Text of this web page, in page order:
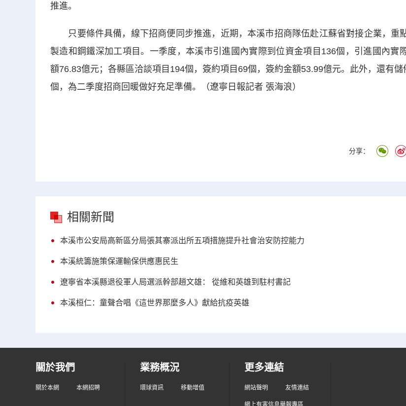
推進。
只要條件具備，線下招商便同步推進，近期，本溪市招商隊伍赴江蘇省對接企業，重
製造和鋼鐵深加工項目。一季度，本溪市引進國內實際到位資金項目136個，引進國內實
額76.83億元；各縣區洽談項目194個，簽約項目69個，簽約金額53.99億元。此外，還有儲
個，為二季度招商回暖做好充足準備。（遼寧日報記者 張海浪）
分享：
相關新聞
本溪市公安局高新區分局張其寨派出所五項措施提升社會治安防控能力
本溪統籌施策保運輸保供應惠民生
遼寧省本溪縣退役軍人局選派幹部趙文雄： 從維和英雄到駐村書記
本溪桓仁：童聲合唱《這世界那麼多人》獻給抗疫英雄
關於我們
關於本網 本網招聘
業務概況
環球資訊 移動增值
更多連結
網站聲明 友情連結
網上有害信息舉報專區